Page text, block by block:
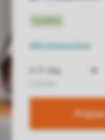
Alle kenmerken